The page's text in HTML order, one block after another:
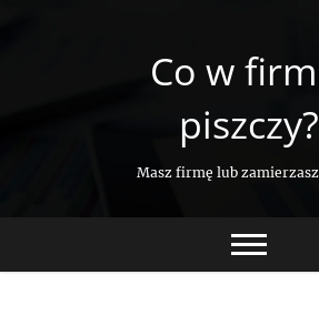
Co w
piszczy?
Masz firmę lub